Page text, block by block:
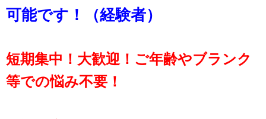
可能です！（経験者）
短期集中！大歓迎！ご年齢やブランク
等での悩み不要！